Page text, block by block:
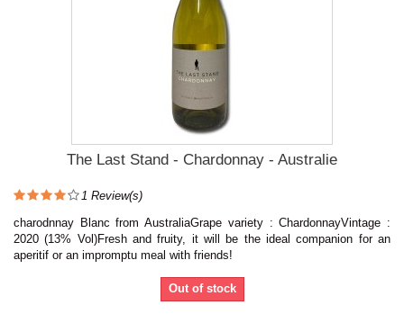
The Last Stand - Chardonnay - Australie
1 Review(s)
charodnnay Blanc from AustraliaGrape variety : ChardonnayVintage :
2020 (13% Vol)Fresh and fruity, it will be the ideal companion for an
aperitif or an impromptu meal with friends!
Out of stock